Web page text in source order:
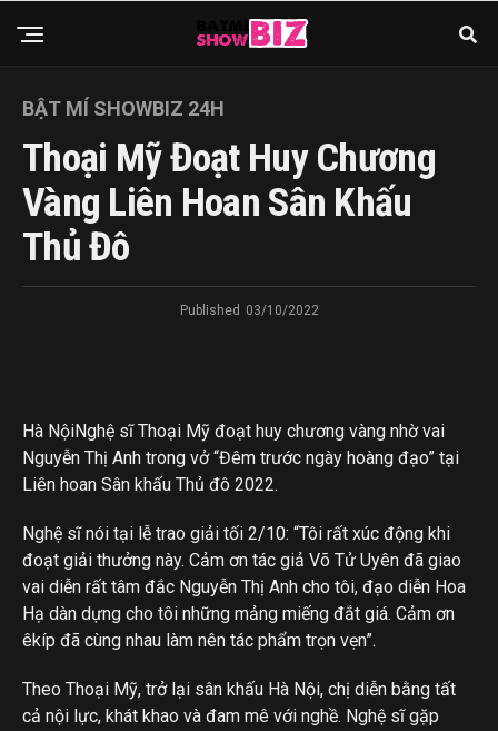
BẬT MÍ SHOWBIZ 24H
Thoại Mỹ Đoạt Huy Chương
Vàng Liên Hoan Sân Khấu
Thủ Đô
Published 03/10/2022
Hà NộiNghệ sĩ Thoại Mỹ đoạt huy chương vàng nhờ vai
Nguyễn Thị Anh trong vở “Đêm trước ngày hoàng đạo” tại
Liên hoan Sân khấu Thủ đô 2022.
Nghệ sĩ nói tại lễ trao giải tối 2/10: “Tôi rất xúc động khi
đoạt giải thưởng này. Cảm ơn tác giả Võ Tử Uyên đã giao
vai diễn rất tâm đắc Nguyễn Thị Anh cho tôi, đạo diễn Hoa
Hạ dàn dựng cho tôi những mảng miếng đắt giá. Cảm ơn
êkíp đã cùng nhau làm nên tác phẩm trọn vẹn”.
Theo Thoại Mỹ, trở lại sân khấu Hà Nội, chị diễn bằng tất
cả nội lực, khát khao và đam mê với nghề. Nghệ sĩ gặp